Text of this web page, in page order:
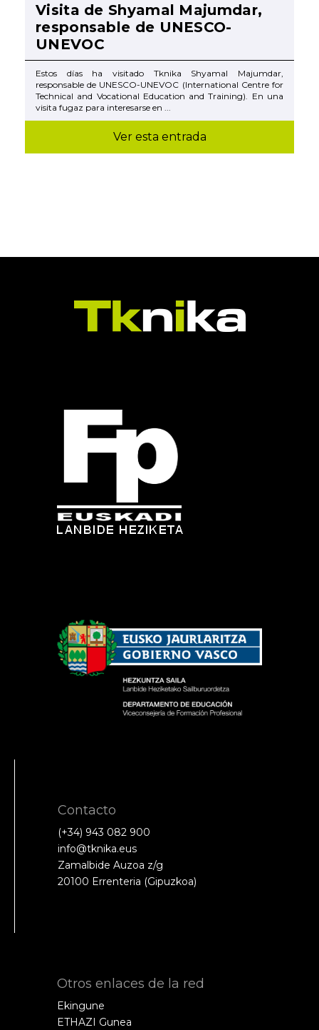
Visita de Shyamal Majumdar,
responsable de UNESCO-
UNEVOC
Estos días ha visitado Tknika Shyamal Majumdar,
responsable de UNESCO-UNEVOC (International Centre for
Technical and Vocational Education and Training). En una
visita fugaz para interesarse en ...
Ver esta entrada
Contacto
(+34) 943 082 900
info@tknika.eus
Zamalbide Auzoa z/g
20100 Errenteria (Gipuzkoa)
Otros enlaces de la red
Ekingune
ETHAZI Gunea